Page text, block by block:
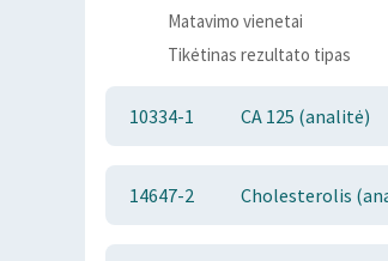
Matavimo vienetai
Tikėtinas rezultato tipas
10334-1 CA 125 (analitė)
14647-2 Cholesterolis